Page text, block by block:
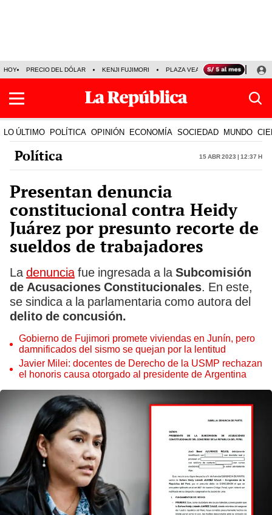
HOY PRECIO DEL DÓLAR KENJI FUJIMORI PLAZA VEA FERIADOS
LO ÚLTIMO POLÍTICA OPINIÓN ECONOMÍA SOCIEDAD MUNDO
Política 15 Abr 2023 | 12:37 h
Presentan denuncia
constitucional contra Heidy
Juárez por presunto recorte de
sueldos de trabajadores
La denunciafue ingresada a la Subcomisión
de Acusaciones Constitucionales. En este,
se sindica a la parlamentaria como autora del
delito de concusión.
Gobierno de Fujimori promete viviendas en Junín, pero
damnificados del sismo se quejan por la lentitud
Javier Milei: docentes de Derecho de la USMP rechazan
el honoris causa otorgado al presidente de Argentina